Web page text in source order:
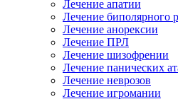
Лечение апатии
Лечение биполярного
Лечение анорексии
Лечение ПРЛ
Лечение шизофрении
Лечение панических
Лечение неврозов
Лечение игромании